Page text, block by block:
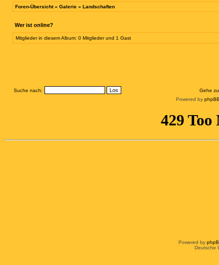
Foren-Übersicht» Galerie » Landschaften
Wer ist online?
Mitglieder in diesem Album: 0 Mitglieder und 1 Gast
Suche nach:
Gehe
Powered by
Powered by
Deutsche